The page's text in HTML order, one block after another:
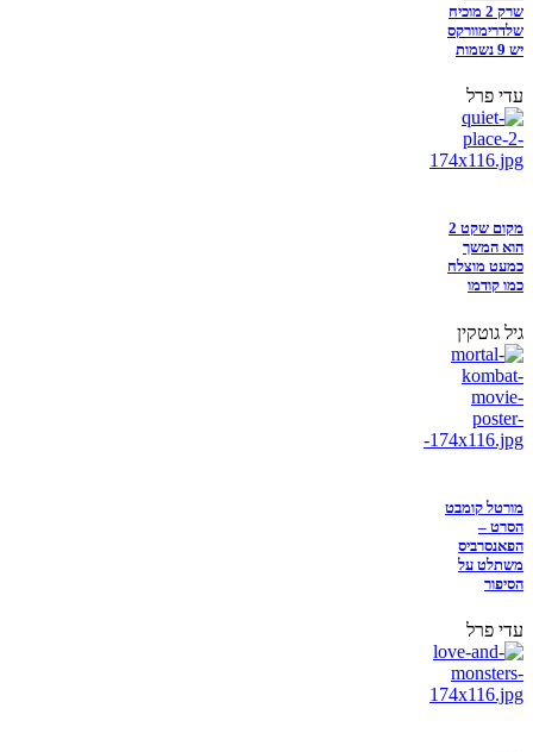
שרק 2 מוכיח
שלדרימוורקס
יש 9 נשמות
עדי פרל
מקום שקט 2
הוא המשך
כמעט מוצלח
כמו קודמו
גיל גוטקין
מורטל קומבט
הסרט –
הפאנסרביס
משתלט על
הסיפור
עדי פרל